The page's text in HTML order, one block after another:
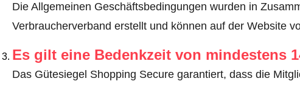
Die Allgemeinen Geschäftsbedingungen wurden in
Verbraucherverband erstellt und können auf der Website
Es gilt eine Bedenkzeit von mindestens
Das Gütesiegel Shopping Secure garantiert, dass die